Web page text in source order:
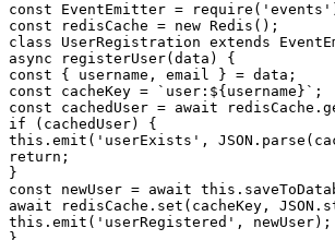
const EventEmitter =
const redisCache = new Redis();
class UserRegistration extends
async registerUser(data) {
const { username, email } = data;
const cacheKey = `user:${username}`;
const cachedUser = await
if (cachedUser) {
this.emit('userExists',
return;
}
const newUser = await
await redisCache.set(cacheKey,
this.emit('userRegistered', newUser);